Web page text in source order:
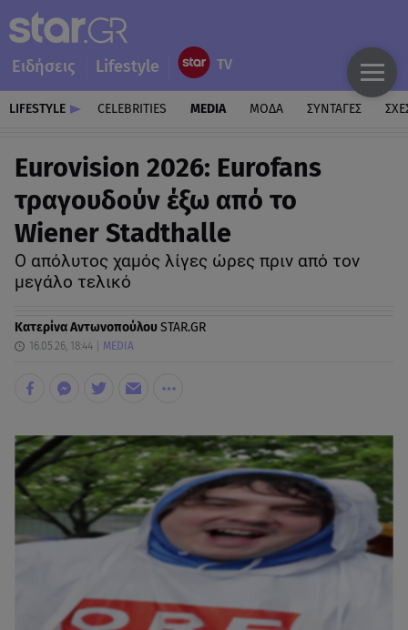
Ειδήσεις Lifestyle
LIFESTYLE CELEBRITIES MEDIA ΜΟΔΑ ΣΥΝΤΑΓΕΣ
Eurovision 2026: Eurofans
τραγουδούν έξω από το
Wiener Stadthalle
Ο απόλυτος χαμός λίγες ώρες πριν από τον
μεγάλο τελικό
Κατερίνα ΑντωνοπούλουSTAR.GR
16.05.26, 18:44 MEDIA